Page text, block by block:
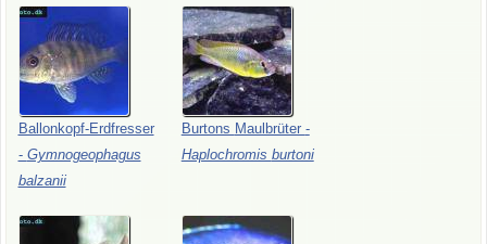
Ballonkopf-Erdfresser
- Gymnogeophagus
balzanii
Burtons Maulbrüter -
Haplochromis burtoni